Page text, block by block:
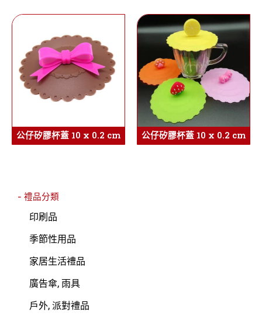
- 禮品分類
印刷品
季節性用品
家居生活禮品
廣告傘, 雨具
戶外, 派對禮品
公仔矽膠杯蓋 10 x 0.2 cm 公仔矽膠杯蓋 10 x 0.2 cm